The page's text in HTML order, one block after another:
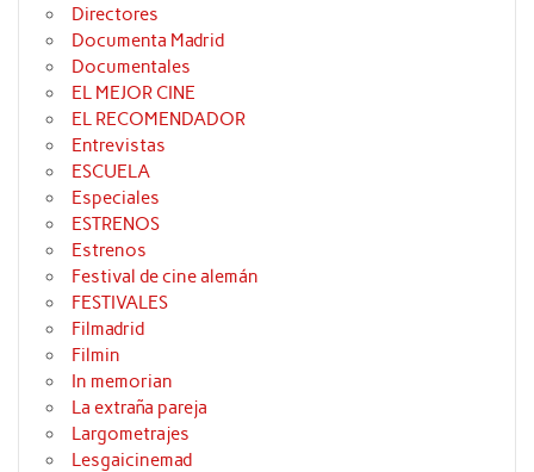
Directores
Documenta Madrid
Documentales
EL MEJOR CINE
EL RECOMENDADOR
Entrevistas
ESCUELA
Especiales
ESTRENOS
Estrenos
Festival de cine alemán
FESTIVALES
Filmadrid
Filmin
In memorian
La extraña pareja
Largometrajes
Lesgaicinemad